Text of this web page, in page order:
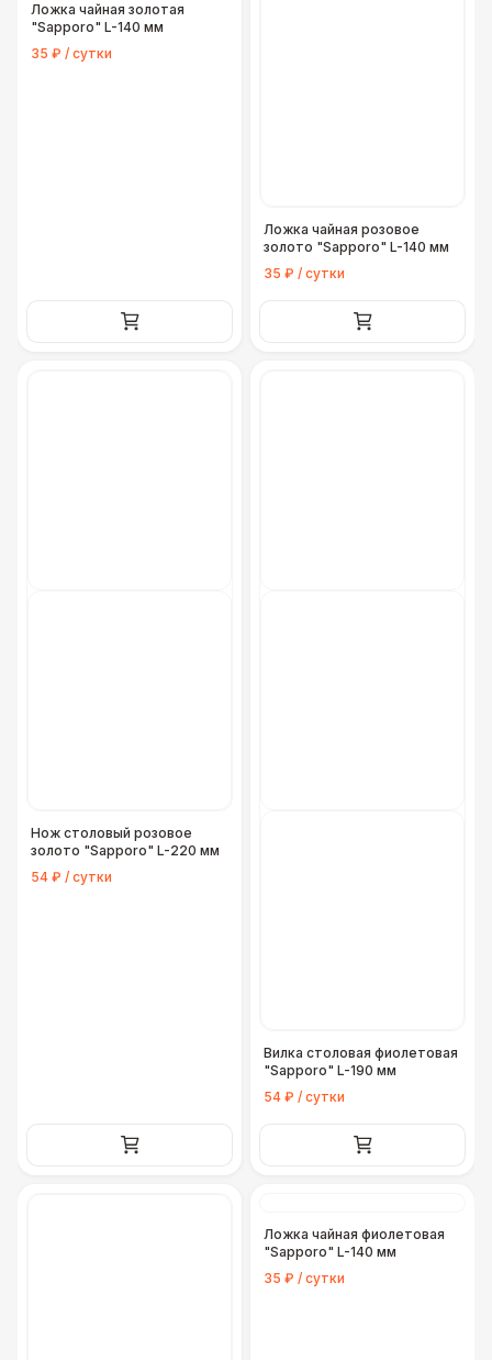
Ложка чайная золотая
"Sapporo" L-140 мм
35 ₽ / сутки
Ложка чайная розовое
золото "Sapporo" L-140 мм
35 ₽ / сутки
Нож столовый розовое
золото "Sapporo" L-220 мм
54 ₽ / сутки
Вилка столовая фиолетовая
"Sapporo" L-190 мм
54 ₽ / сутки
Ложка чайная фиолетовая
"Sapporo" L-140 мм
35 ₽ / сутки